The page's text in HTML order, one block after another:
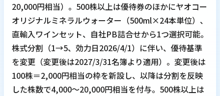
20,000円相当）。500株以上は優待券のほかにヤオコー
オリジナルミネラルウォーター（500ml×24本単位）、
直輸入ワインセット、自社PB詰合せから1つ選択可能。
株式分割（1→5、効力日2026/4/1）に伴い、優待基準
を変更（変更後は2027/3/31名簿より適用）。変更後は
100株＝2,000円相当の枠を新設し、以降は分割を反映
した株数で4,000～20,000円相当を付与。500株以上は